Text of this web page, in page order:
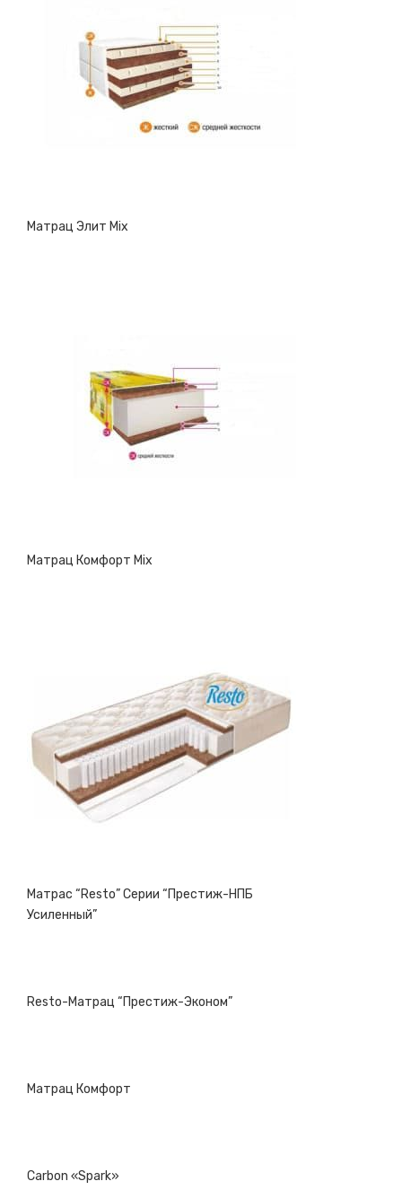
Матрац Элит Mix
Матрац Комфорт Mix
Матрас “Resto” Серии “Престиж-НПБ
Усиленный”
Resto-Матрац “Престиж-Эконом”
Матрац Комфорт
Carbon «Spark»